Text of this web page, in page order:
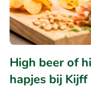
High beer of
hapjes bij Kijff